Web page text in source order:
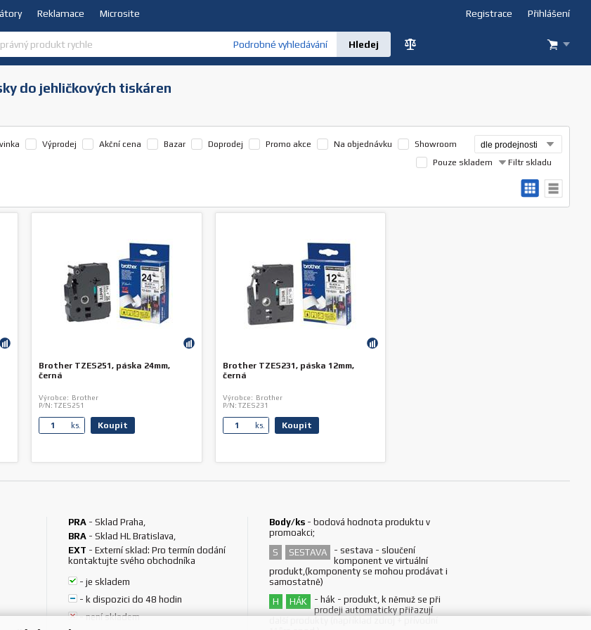
Reklamace Microsite Přihlášení
Registrace
Podrobné vyhledávání
do jehličkových tiskáren
Výprodej Akční cena Bazar Doprodej Promo akce Na objednávku
Showroom
Filtr skladu
Pouze skladem
Brother TZES251, páska 24mm,
černá
Výrobce: Brother
P/N: TZES251
ks. Koupit
Brother TZES231, páska 12mm,
černá
Výrobce: Brother
P/N: TZES231
ks. Koupit
PRA -Sklad Praha,
BRA -Sklad HL Bratislava,
EXT -Externí sklad: Pro termín dodání
kontaktujte svého obchodníka
-je skladem
- k dispozici do 48 hodin
-není skladem
Body/ks -bodová hodnota produktu v
promoakci;
S
SESTAVA -sestava - sloučení
komponent ve virtuální
produkt,(komponenty se mohou prodávat i
samostatně)
H
HÁK - hák - produkt, k němuž se při
prodeji automaticky přiřazují